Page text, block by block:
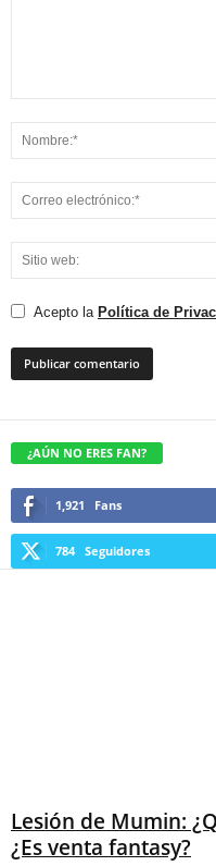
Acepto la Política de
¿AÚN NO ERES FAN?
1,921 Fans
784 Seguidores
Lesión de Mumin:
¿Es venta fantasy?